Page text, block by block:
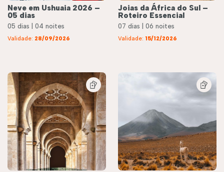
Neve em Ushuaia 2026 –
05 dias
05 dias | 04 noites
Validade: 28/09/2026
Joias da África do Sul –
Roteiro Essencial
07 dias | 06 noites
Validade: 15/12/2026